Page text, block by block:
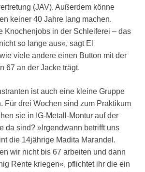
(JAV). Außerdem könne
keiner 40 Jahre lang machen.
Knochenjobs in der Schleiferei – das
so lange aus«, sagt El
viele andere einen Button mit der
67 an der Jacke trägt.
ist auch eine kleine Gruppe
Für drei Wochen sind zum Praktikum
sie in IG-Metall-Montur auf der
da sind? »Irgendwann betrifft uns
die 14jährige Madita Marandel.
wir nicht bis 67 arbeiten und dann
Rente kriegen«, pflichtet ihr die ein